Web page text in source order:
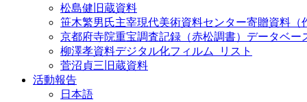
松島健旧蔵資料
笹木繁男氏主宰現代美術資料センター寄贈資料（
京都府寺院重宝調査記録（赤松調書）データベー
柳澤孝資料デジタル化フィルム_リスト
菅沼貞三旧蔵資料
活動報告
日本語